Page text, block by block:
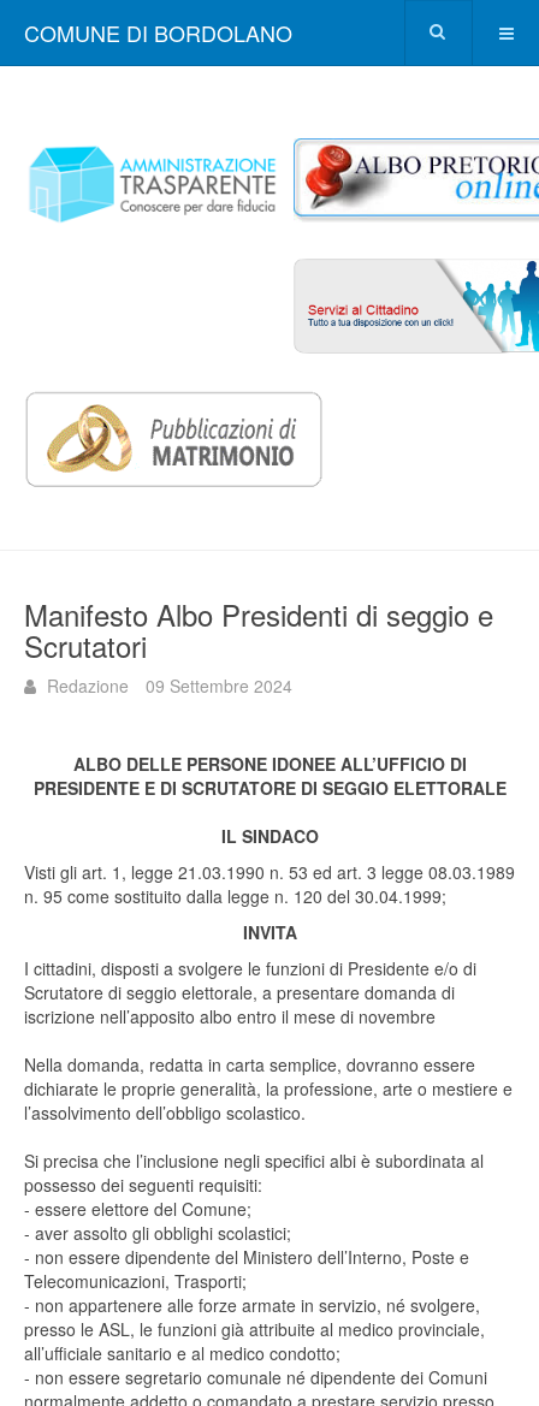
COMUNE DI BORDOLANO
Manifesto Albo Presidenti di seggio e
Scrutatori
Redazione 09 Settembre 2024
ALBO DELLE PERSONE IDONEE ALL’UFFICIO DI
PRESIDENTE E DI SCRUTATORE DI SEGGIO ELETTORALE
IL SINDACO
Visti gli art. 1, legge 21.03.1990 n. 53 ed art. 3 legge 08.03.1989
n. 95 come sostituito dalla legge n. 120 del 30.04.1999;
INVITA
I cittadini, disposti a svolgere le funzioni di Presidente e/o di
Scrutatore di seggio elettorale, a presentare domanda di
iscrizione nell’apposito albo entro il mese di novembre
Nella domanda, redatta in carta semplice, dovranno essere
dichiarate le proprie generalità, la professione, arte o mestiere e
l’assolvimento dell’obbligo scolastico.
Si precisa che l’inclusione negli specifici albi è subordinata al
possesso dei seguenti requisiti:
- essere elettore del Comune;
- aver assolto gli obblighi scolastici;
- non essere dipendente del Ministero dell’Interno, Poste e
Telecomunicazioni, Trasporti;
- non appartenere alle forze armate in servizio, né svolgere,
presso le ASL, le funzioni già attribuite al medico provinciale,
all’ufficiale sanitario e al medico condotto;
- non essere segretario comunale né dipendente dei Comuni
normalmente addetto o comandato a prestare servizio presso